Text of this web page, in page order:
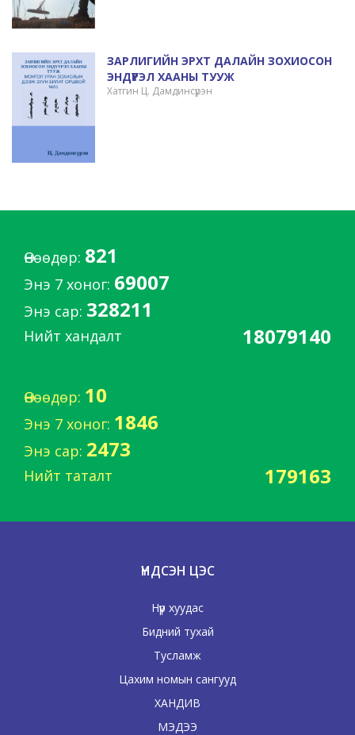
ЗАРЛИГИЙН ЭРХТ ДАЛАЙН ЗОХИОСОН
ЭНДҮҮРЭЛ ХААНЫ ТУУЖ
Хатгин Ц. Дамдинсүрэн
Өнөөдөр: 821
Энэ 7 хоног: 69007
Энэ сар: 328211
Нийт хандалт 18079140
Өнөөдөр: 10
Энэ 7 хоног: 1846
Энэ сар: 2473
Нийт таталт 179163
ҮНДСЭН ЦЭС
Нүүр хуудас
Бидний тухай
Тусламж
Цахим номын сангууд
ХАНДИВ
МЭДЭЭ